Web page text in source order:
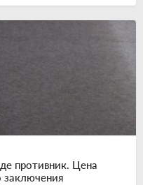
противник. Цена